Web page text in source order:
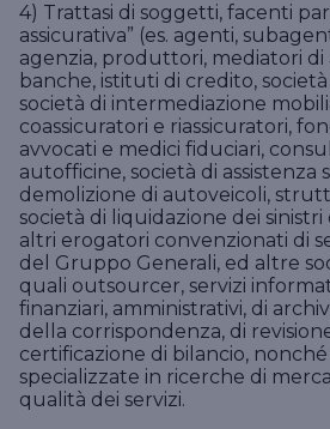
4) Trattasi di soggetti, facenti
assicurativa” (es. agenti,
agenzia, produttori, mediatori di
banche, istituti di credito,
società di intermediazione
coassicuratori e riassicuratori,
avvocati e medici fiduciari,
autofficine, società di assistenza
demolizione di autoveicoli,
società di liquidazione dei
altri erogatori convenzionati di
del Gruppo Generali, ed altre
quali outsourcer, servizi
finanziari, amministrativi, di
della corrispondenza, di
certificazione di bilancio, nonché
specializzate in ricerche di
qualità dei servizi.